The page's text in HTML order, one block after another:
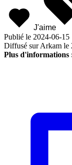
J'aime
Publié le 2024-06-15
Diffusé sur Arkam le
Plus d'informations